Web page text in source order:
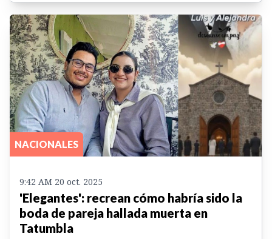
NACIONALES
9:42 AM 20 oct. 2025
'Elegantes': recrean cómo habría sido la
boda de pareja hallada muerta en
Tatumbla